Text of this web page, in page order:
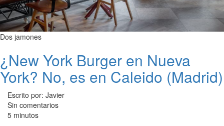
Dos jamones
¿New York Burger en Nueva
York? No, es en Caleido (Madrid)
Escrito por: Javier
Sin comentarios
5 minutos